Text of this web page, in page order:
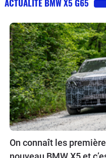
ACTUALITÉ BMW X5 G65
On connaît les